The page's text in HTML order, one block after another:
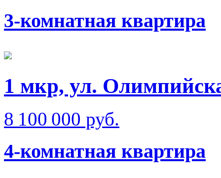
3-комнатная квартира
1 мкр, ул.
8 100 000 руб.
4-комнатная квартира